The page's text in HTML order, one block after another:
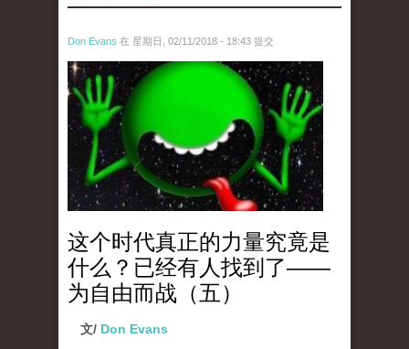
Don Evans 在 星期日, 02/11/2018 - 18:43 提交
wechatimg1429.jpeg
这个时代真正的力量究竟是
什么？已经有人找到了——
为自由而战（五）
文/ Don Evans